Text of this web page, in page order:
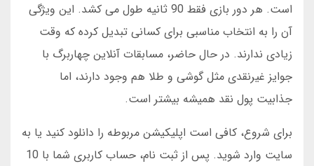
است. هر دور بازی فقط 90 ثانیه طول می کشد. این ویژگی
آن را به انتخاب مناسبی برای کسانی تبدیل کرده که وقت
زیادی ندارند. در حال حاضر، مسابقات آنلاین چهاربرگ با
جوایز غیرنقدی مثل گوشی و طلا هم وجود دارند، اما
جذابیت پول نقد همیشه بیشتر است.
برای شروع، کافی است اپلیکیشن مربوطه را دانلود کنید یا به
سایت وارد شوید. پس از ثبت نام، حساب کاربری شما با 10